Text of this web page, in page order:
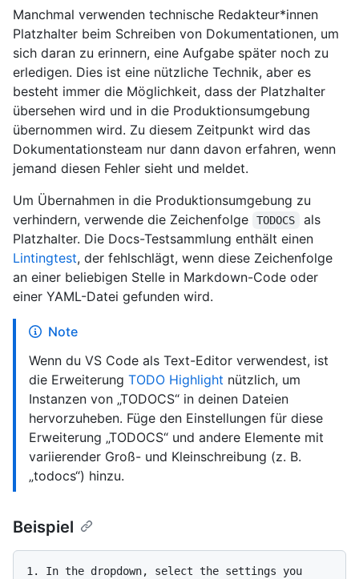
Manchmal verwenden technische Redakteur*innen
Platzhalter beim Schreiben von Dokumentationen, um
sich daran zu erinnern, eine Aufgabe später noch zu
erledigen. Dies ist eine nützliche Technik, aber es
besteht immer die Möglichkeit, dass der Platzhalter
übersehen wird und in die Produktionsumgebung
übernommen wird. Zu diesem Zeitpunkt wird das
Dokumentationsteam nur dann davon erfahren, wenn
jemand diesen Fehler sieht und meldet.
Um Übernahmen in die Produktionsumgebung zu
verhindern, verwende die Zeichenfolge
TODOCS
als
Platzhalter. Die Docs-Testsammlung enthält einen
Lintingtest, der fehlschlägt, wenn diese Zeichenfolge
an einer beliebigen Stelle in Markdown-Code oder
einer YAML-Datei gefunden wird.
Note
Wenn du VS Code als Text-Editor verwendest, ist
die Erweiterung TODO Highlight nützlich, um
Instanzen von „TODOCS“ in deinen Dateien
hervorzuheben. Füge den Einstellungen für diese
Erweiterung „TODOCS“ und andere Elemente mit
variierender Groß- und Kleinschreibung (z. B.
„todocs“) hinzu.
Beispiel
1.
In the dropdown, select the settings you